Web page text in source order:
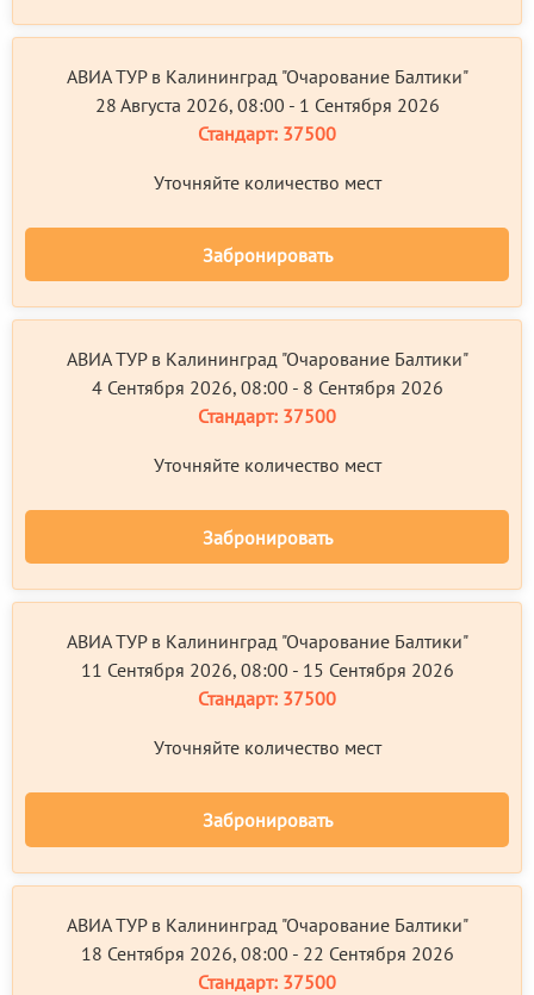
АВИА ТУР в Калининград "Очарование Балтики"
28 Августа 2026, 08:00 - 1 Сентября 2026
Стандарт: 37500
Уточняйте количество мест
Забронировать
АВИА ТУР в Калининград "Очарование Балтики"
4 Сентября 2026, 08:00 - 8 Сентября 2026
Стандарт: 37500
Уточняйте количество мест
Забронировать
АВИА ТУР в Калининград "Очарование Балтики"
11 Сентября 2026, 08:00 - 15 Сентября 2026
Стандарт: 37500
Уточняйте количество мест
Забронировать
АВИА ТУР в Калининград "Очарование Балтики"
18 Сентября 2026, 08:00 - 22 Сентября 2026
Стандарт: 37500